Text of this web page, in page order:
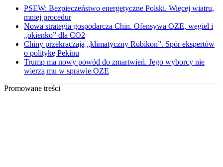
PSEW: Bezpieczeństwo energetyczne Polski. Więcej wiatru,
mniej procedur
Nowa strategia gospodarcza Chin. Ofensywa OZE, węgiel i
„okienko” dla CO2
Chiny przekraczają „klimatyczny Rubikon”. Spór ekspertów
o politykę Pekinu
Trump ma nowy powód do zmartwień. Jego wyborcy nie
wierzą mu w sprawie OZE
Promowane treści